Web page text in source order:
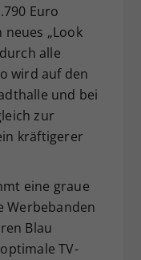
Euro
„Look
alle
wird auf den
und bei
zur
kräftigerer
eine graue
Werbebanden
Blau
TV-